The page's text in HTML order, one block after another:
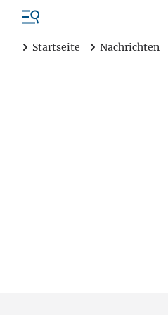
Startseite Nachrichten